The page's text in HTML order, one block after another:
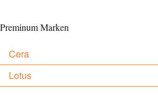
Preminum Marken
Cera
Lotus